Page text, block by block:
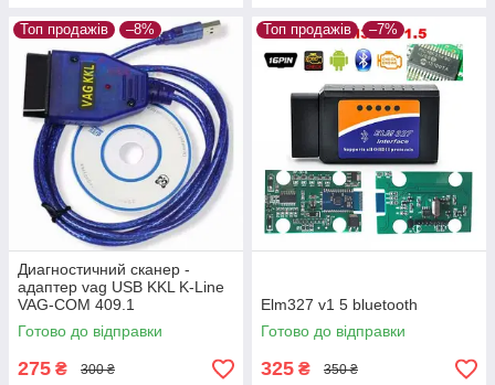
Топ продажів –8%
Диагностичний сканер -
адаптер vag USB KKL K-Line
VAG-COM 409.1
Готово до відправки
275 ₴ 300 ₴
Топ продажів –7%
Elm327 v1 5 bluetooth
Готово до відправки
325 ₴ 350 ₴